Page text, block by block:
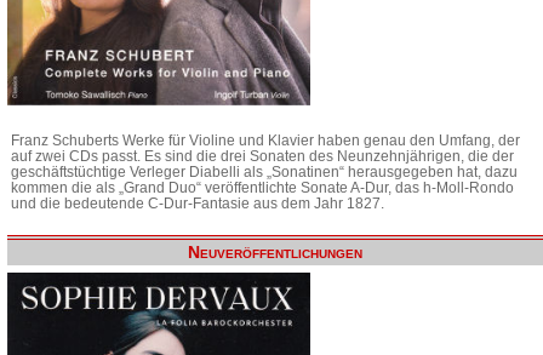
Franz Schuberts Werke für Violine und Klavier haben genau den Umfang, der
auf zwei CDs passt. Es sind die drei Sonaten des Neunzehnjährigen, die der
geschäftstüchtige Verleger Diabelli als „Sonatinen“ herausgegeben hat, dazu
kommen die als „Grand Duo“ veröffentlichte Sonate A-Dur, das h-Moll-Rondo
und die bedeutende C-Dur-Fantasie aus dem Jahr 1827.
Neuveröffentlichungen